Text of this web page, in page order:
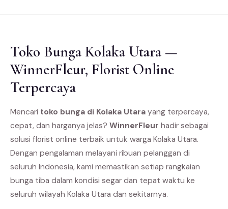
Toko Bunga Kolaka Utara —
WinnerFleur, Florist Online
Terpercaya
Mencari toko bunga di Kolaka Utara yang terpercaya,
cepat, dan harganya jelas? WinnerFleur hadir sebagai
solusi florist online terbaik untuk warga Kolaka Utara.
Dengan pengalaman melayani ribuan pelanggan di
seluruh Indonesia, kami memastikan setiap rangkaian
bunga tiba dalam kondisi segar dan tepat waktu ke
seluruh wilayah Kolaka Utara dan sekitarnya.